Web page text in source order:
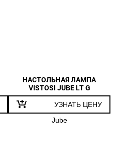
НАСТОЛЬНАЯ ЛАМПА
VISTOSI JUBE LT G
УЗНАТЬ ЦЕНУ
Jube